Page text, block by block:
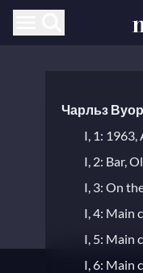
Чарльз
I, 1:
I, 2: Bar,
I, 3: On
I, 4: Main
I, 5: Main
I, 6: Main